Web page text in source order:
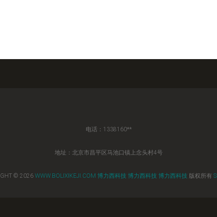
电话：1338160**
地址：北京市昌平区马池口镇上念头村4号
© 2026 WWW.BOLIXIKEJI.COM 博力西科技 博力西科技 博力西科技 版权所有